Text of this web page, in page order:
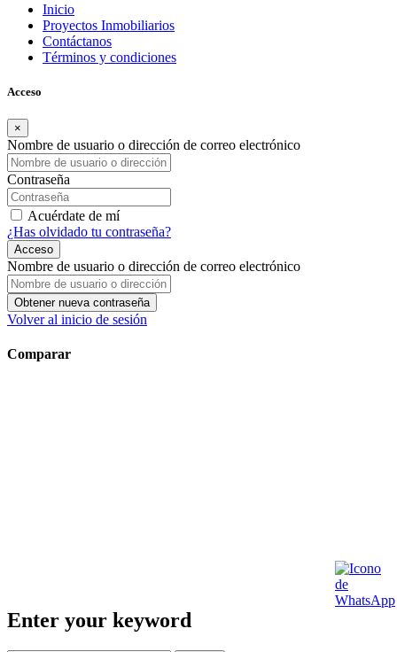
Inicio
Proyectos Inmobiliarios
Contáctanos
Términos y condiciones
Acceso
×
Nombre de usuario o dirección de correo electrónico
Contraseña
Acuérdate de mí
¿Has olvidado tu contraseña?
Acceso
Nombre de usuario o dirección de correo electrónico
Obtener nueva contraseña
Volver al inicio de sesión
Comparar
Enter your keyword